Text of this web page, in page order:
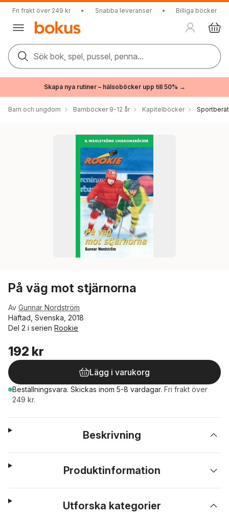
Fri frakt över 249 kr • Snabba leveranser • Billiga böcker
Sök bok, spel, pussel, penna...
Skapa nya rutiner – hälsoböcker upp till 50% →
Barn och ungdom Barnböcker 9-12 år Kapitelböcker
På väg mot stjärnorna
Av Gunnar Nordström
Häftad, Svenska, 2018
Del 2 i serien Rookie
192 kr
Lägg i varukorg
Beställningsvara. Skickas inom 5-8 vardagar. Fri frakt över
249 kr.
Beskrivning
Produktinformation
Utforska kategorier